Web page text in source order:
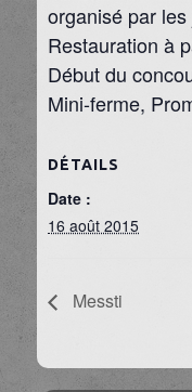
organisé par
Restauration à
Début du
Mini-ferme,
DÉTAILS
Date :
16 août 2015
Messti